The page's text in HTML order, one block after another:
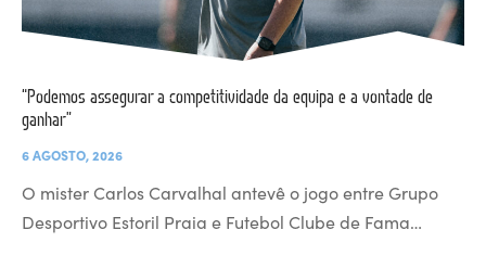
“Podemos assegurar a competitividade da equipa e a vontade de
ganhar”
6 AGOSTO, 2026
O mister Carlos Carvalhal antevê o jogo entre Grupo
Desportivo Estoril Praia e Futebol Clube de Fama…